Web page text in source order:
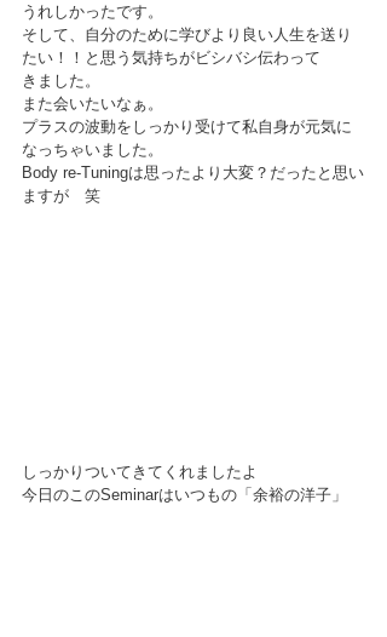
うれしかったです。
そして、自分のために学びより良い人生を送り
たい！！と思う気持ちがビシバシ伝わって
きました。
また会いたいなぁ。
プラスの波動をしっかり受けて私自身が元気に
なっちゃいました。
Body re-Tuningは思ったより大変？だったと思い
ますが　笑
しっかりついてきてくれましたよ
今日のこのSeminarはいつもの「余裕の洋子」